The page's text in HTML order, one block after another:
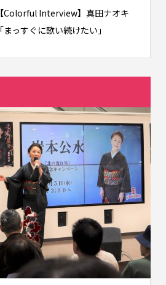
【Colorful Interview】真田ナオキ
「まっすぐに歌い続けたい」